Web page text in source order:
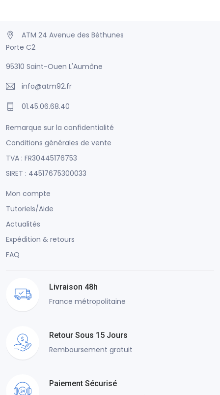
ATM 24 Avenue des Béthunes
Porte C2
95310 Saint-Ouen L'Aumône
info@atm92.fr
01.45.06.68.40
Remarque sur la confidentialité
Conditions générales de vente
TVA : FR30445176753
SIRET : 44517675300033
Mon compte
Tutoriels/Aide
Actualités
Expédition & retours
FAQ
Livraison 48h
France métropolitaine
Retour Sous 15 Jours
Remboursement gratuit
Paiement Sécurisé